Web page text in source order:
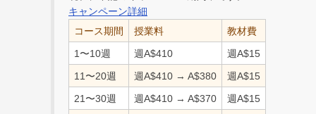
キャンペーン詳細
コース期間
授業料
教材費
1〜10週
週A$410
週A$15
11〜20週
週A$410 → A$380
週A$15
21〜30週
週A$410 → A$370
週A$15